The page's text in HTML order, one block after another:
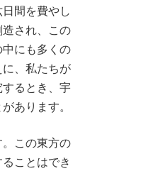
間を費やし
され、この
にも多くの
、私たちが
るとき、宇
あります。
この東方の
ことはでき